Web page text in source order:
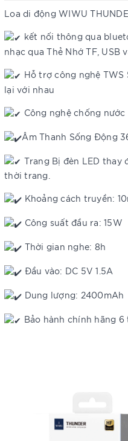
Loa di động WIWU
kết nối thông qua
nhạc qua Thẻ Nhớ TF, USB
Hỗ trợ công nghệ TWS
lại với nhau
Công nghệ chống nước
Âm Thanh Sống Động
Trang Bị đèn LED thay
thời trang.
Khoảng cách truyền:
Công suất đầu ra: 15W
Thời gian nghe: 8h
Đầu vào: DC 5V 1.5A
Dung lượng: 2400mAh
Bảo hành chính hãng 6